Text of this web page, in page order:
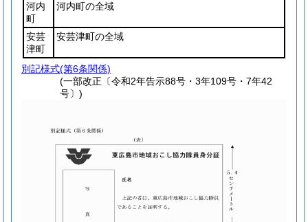
河内
町
河内町の全域
安芸
津町
安芸津町の全域
別記様式(第6条関係)
(一部改正〔令和2年告示88号・3年109号・7年42
号〕)